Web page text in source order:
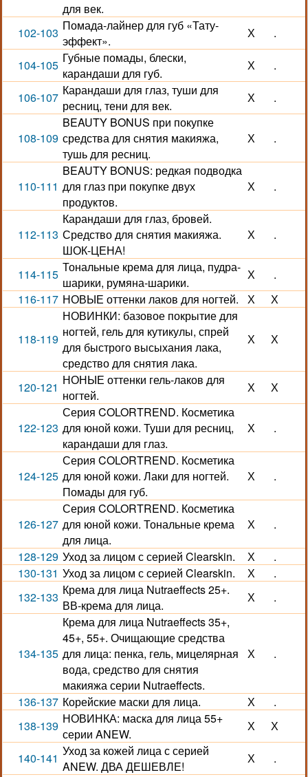
для век.
102-103 Помада-лайнер для губ «Тату-
эффект».
Х .
104-105 Губные помады, блески,
карандаши для губ.
Х .
106-107 Карандаши для глаз, туши для
ресниц, тени для век.
Х .
108-109
BEAUTY BONUS при покупке
средства для снятия макияжа,
тушь для ресниц.
Х .
110-111
BEAUTY BONUS: редкая подводка
для глаз при покупке двух
продуктов.
Х .
112-113
Карандаши для глаз, бровей.
Средство для снятия макияжа.
ШОК-ЦЕНА!
Х .
114-115 Тональные крема для лица, пудра-
шарики, румяна-шарики.
Х
.
116-117 НОВЫЕ оттенки лаков для ногтей. Х Х
118-119
НОВИНКИ: базовое покрытие для
ногтей, гель для кутикулы, спрей
для быстрого высыхания лака,
средство для снятия лака.
Х Х
120-121 НОНЫЕ оттенки гель-лаков для
ногтей.
Х Х
122-123
Серия COLORTREND. Косметика
для юной кожи. Туши для ресниц,
карандаши для глаз.
Х .
124-125
Серия COLORTREND. Косметика
для юной кожи. Лаки для ногтей.
Помады для губ.
Х .
126-127
Серия COLORTREND. Косметика
для юной кожи. Тональные крема
для лица.
Х .
128-129 Уход за лицом с серией Clearskin. Х
.
130-131 Уход за лицом с серией Clearskin. Х
.
132-133 Крема для лица Nutraeffects 25+.
ВВ-крема для лица.
Х .
134-135
Крема для лица Nutraeffects 35+,
45+, 55+. Очищающие средства
для лица: пенка, гель, мицелярная
вода, средство для снятия
макияжа серии Nutraeffects.
Х .
136-137 Корейские маски для лица. Х
.
138-139 НОВИНКА: маска для лица 55+
серии ANEW.
Х Х
140-141 Уход за кожей лица с серией
ANEW. ДВА ДЕШЕВЛЕ!
Х .